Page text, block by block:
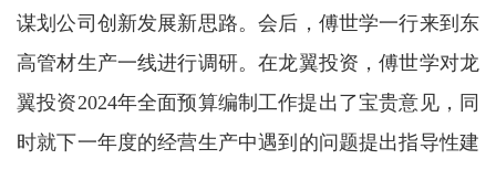
谋划公司创新发展新思路。会后，傅世学一行来到东
高管材生产一线进行调研。在龙翼投资，傅世学对龙
翼投资2024年全面预算编制工作提出了宝贵意见，同
时就下一年度的经营生产中遇到的问题提出指导性建